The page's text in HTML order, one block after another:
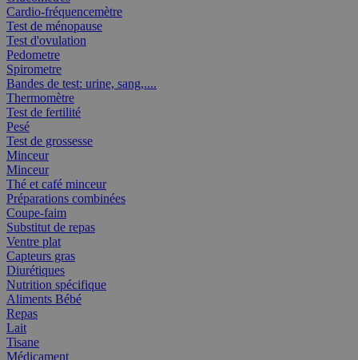
Cardio-fréquencemètre
Test de ménopause
Test d'ovulation
Pedometre
Spirometre
Bandes de test: urine, sang,....
Thermomètre
Test de fertilité
Pesé
Test de grossesse
Minceur
Minceur
Thé et café minceur
Préparations combinées
Coupe-faim
Substitut de repas
Ventre plat
Capteurs gras
Diurétiques
Nutrition spécifique
Aliments Bébé
Repas
Lait
Tisane
Médicament